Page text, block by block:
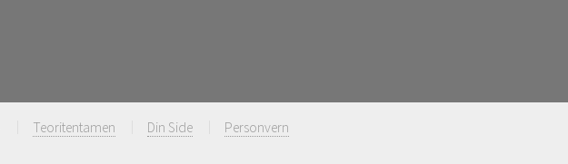
Teoritentamen Din Side Personvern